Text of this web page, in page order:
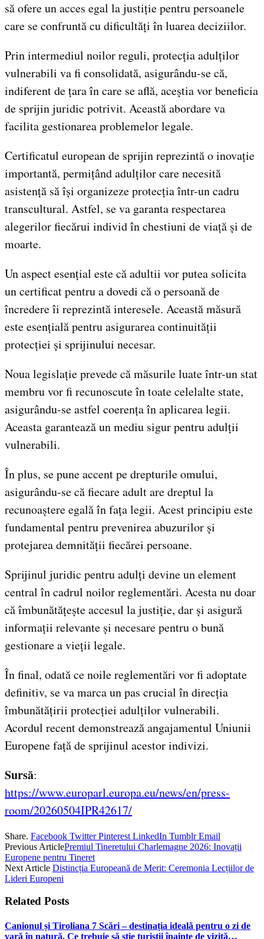
să ofere un acces egal la justiție pentru persoanele
care se confruntă cu dificultăți în luarea deciziilor.
Prin intermediul noilor reguli, protecția adulților
vulnerabili va fi consolidată, asigurându-se că,
indiferent de țara în care se află, aceștia vor beneficia
de sprijin juridic potrivit. Această abordare va
facilita gestionarea problemelor legale.
Certificatul european de sprijin reprezintă o inovație
importantă, permițând adulților care necesită
asistență să își organizeze protecția într-un cadru
transcultural. Astfel, se va garanta respectarea
alegerilor fiecărui individ în chestiuni de viață și de
moarte.
Un aspect esențial este că adultii vor putea solicita
un certificat pentru a dovedi că o persoană de
încredere îi reprezintă interesele. Această măsură
este esențială pentru asigurarea continuității
protecției și sprijinului necesar.
Noua legislație prevede că măsurile luate într-un stat
membru vor fi recunoscute în toate celelalte state,
asigurându-se astfel coerența în aplicarea legii.
Aceasta garantează un mediu sigur pentru adulții
vulnerabili.
În plus, se pune accent pe drepturile omului,
asigurându-se că fiecare adult are dreptul la
recunoaștere egală în fața legii. Acest principiu este
fundamental pentru prevenirea abuzurilor și
protejarea demnității fiecărei persoane.
Sprijinul juridic pentru adulți devine un element
central în cadrul noilor reglementări. Acesta nu doar
că îmbunătățește accesul la justiție, dar și asigură
informații relevante și necesare pentru o bună
gestionare a vieții legale.
În final, odată ce noile reglementări vor fi adoptate
definitiv, se va marca un pas crucial în direcția
îmbunătățirii protecției adulților vulnerabili.
Acordul recent demonstrează angajamentul Uniunii
Europene față de sprijinul acestor indivizi.
Sursă:
https://www.europarl.europa.eu/news/en/press-
room/20260504IPR42617/
Share. Facebook Twitter Pinterest LinkedIn Tumblr Email
Previous ArticlePremiul Tineretului Charlemagne 2026: Inovații
Europene pentru Tineret
Next Article Distincția Europeană de Merit: Ceremonia Lecțiilor de
Lideri Europeni
Related Posts
Canionul și Tiroliana 7 Scări – destinația ideală pentru o zi de
vară în natură. Ce trebuie să știe turiștii înainte de vizită…